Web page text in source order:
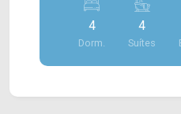
pé direito alto, sala de
cozinha gourmet toda
churrasqueira e forno
e área de serviço com armários.
4
Dorm.
4
Suítes